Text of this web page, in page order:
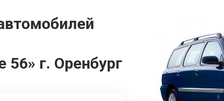
56» г. Оренбург